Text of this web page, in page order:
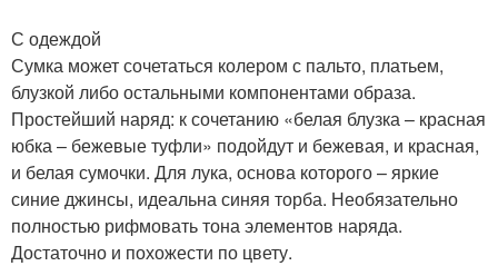
С одеждой
Сумка может сочетаться колером с пальто, платьем,
блузкой либо остальными компонентами образа.
Простейший наряд: к сочетанию «белая блузка – красная
юбка – бежевые туфли» подойдут и бежевая, и красная,
и белая сумочки. Для лука, основа которого – яркие
синие джинсы, идеальна синяя торба. Необязательно
полностью рифмовать тона элементов наряда.
Достаточно и похожести по цвету.